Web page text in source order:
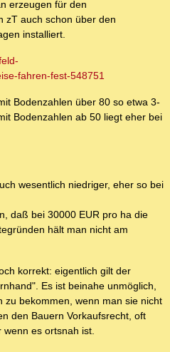
erzeugen für den
zT auch schon über den
installiert.
fahren-fest-548751
Bodenzahlen über 80 so etwa 3-
Bodenzahlen ab 50 liegt eher bei
wesentlich niedriger, eher so bei
daß bei 30000 EUR pro ha die
hält man nicht am
korrekt: eigentlich gilt der
Es ist beinahe unmöglich,
bekommen, wenn man sie nicht
den Bauern Vorkaufsrecht, oft
wenn es ortsnah ist.